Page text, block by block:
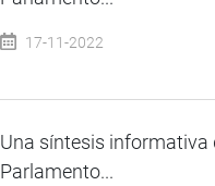
17-11-2022
Una síntesis informativa
Parlamento...